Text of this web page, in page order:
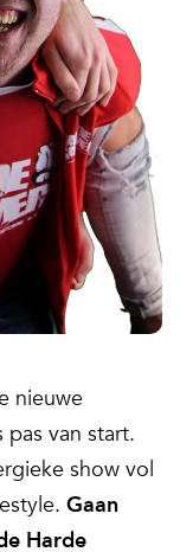
nieuwe
pas van start.
show vol
Gaan
Harde